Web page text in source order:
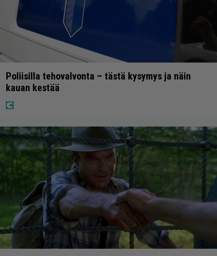
Poliisilla tehovalvonta – tästä kysymys ja näin
kauan kestää